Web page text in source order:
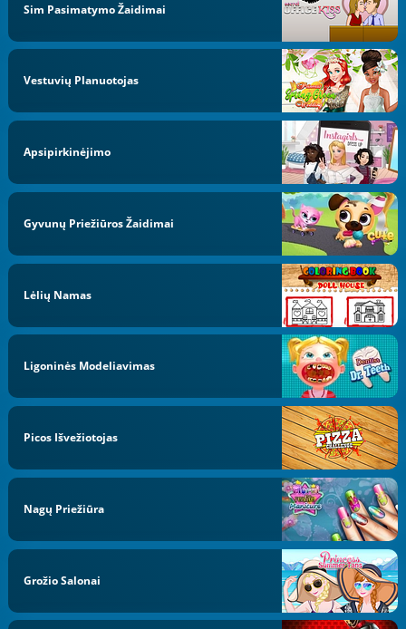
Sim Pasimatymo Žaidimai
Vestuvių Planuotojas
Apsipirkinėjimo
Gyvunų Priežiūros Žaidimai
Lėlių Namas
Ligoninės Modeliavimas
Picos Išvežiotojas
Nagų Priežiūra
Grožio Salonai